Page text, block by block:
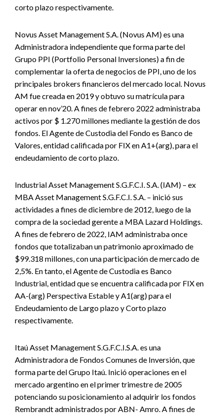
corto plazo respectivamente.
Novus Asset Management S.A. (Novus AM) es una
Administradora independiente que forma parte del
Grupo PPI (Portfolio Personal Inversiones) a fin de
complementar la oferta de negocios de PPI, uno de los
principales brokers financieros del mercado local. Novus
AM fue creada en 2019 y obtuvo su matrícula para
operar en nov’20. A fines de febrero 2022 administraba
activos por $ 1.270 millones mediante la gestión de dos
fondos. El Agente de Custodia del Fondo es Banco de
Valores, entidad calificada por FIX en A1+(arg), para el
endeudamiento de corto plazo.
Industrial Asset Management S.G.F.C.I. S.A. (IAM) – ex
MBA Asset Management S.G.F.C.I. S.A. – inició sus
actividades a fines de diciembre de 2012, luego de la
compra de la sociedad gerente a MBA Lazard Holdings.
A fines de febrero de 2022, IAM administraba once
fondos que totalizaban un patrimonio aproximado de
$99.318 millones, con una participación de mercado de
2,5%. En tanto, el Agente de Custodia es Banco
Industrial, entidad que se encuentra calificada por FIX en
AA-(arg) Perspectiva Estable y A1(arg) para el
Endeudamiento de Largo plazo y Corto plazo
respectivamente.
Itaú Asset Management S.G.F.C.I.S.A. es una
Administradora de Fondos Comunes de Inversión, que
forma parte del Grupo Itaú. Inició operaciones en el
mercado argentino en el primer trimestre de 2005
potenciando su posicionamiento al adquirir los fondos
Rembrandt administrados por ABN- Amro. A fines de